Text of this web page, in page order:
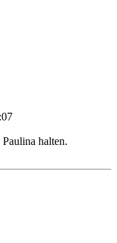
halten.